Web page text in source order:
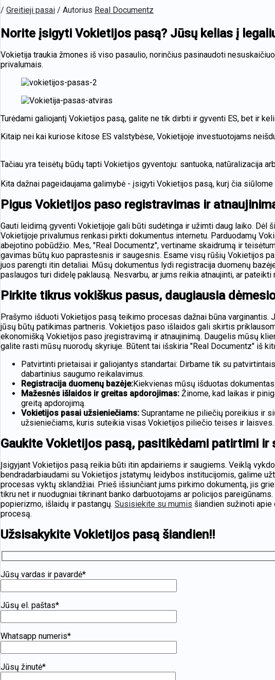
/ Greitieji pasai/ Autorius Real Documentz
Norite įsigyti Vokietijos pasą? Jūsų kelias į
Vokietija traukia žmones iš viso pasaulio, norinčius pasinaudoti
privalumais.
Turėdami galiojantį Vokietijos pasą, galite ne tik dirbti ir gyventi ES, bet ir
Kitaip nei kai kuriose kitose ES valstybėse, Vokietijoje investuotojams
Tačiau yra teisėtų būdų tapti Vokietijos gyventoju: santuoka, natūralizacija
Kita dažnai pageidaujama galimybė - įsigyti Vokietijos pasą, kurį čia
Pigus Vokietijos paso registravimas ir
Gauti leidimą gyventi Vokietijoje gali būti sudėtinga ir užimti daug laiko.
Vokietijoje privalumus renkasi pirkti dokumentus internetu. Parduodamų
abejotino pobūdžio. Mes, "Real Documentz", vertiname skaidrumą ir
gavimas būtų kuo paprastesnis ir saugesnis. Esame visų rūšių Vokietijos
juos parengti itin detaliai. Mūsų dokumentus lydi registracija duomenų
paslaugos turi didelę paklausą. Nesvarbu, ar jums reikia atnaujinti, ar
Pirkite tikrus vokiškus pasus, daugiausia
Prašymo išduoti Vokietijos pasą teikimo procesas dažnai būna
jūsų būtų patikimas partneris. Vokietijos paso išlaidos gali skirtis
ekonomišką Vokietijos paso įregistravimą ir atnaujinimą. Daugelis mūsų
galite rasti mūsų nuorodų skyriuje. Būtent tai išskiria "Real Documentz" iš
Patvirtinti prietaisai ir galiojantys standartai: Dirbame tik su
dabartinius saugumo reikalavimus.
Registracija duomenų bazėje:Kiekvienas mūsų išduotas
Mažesnės išlaidos ir greitas apdorojimas:Žinome, kad laikas ir
greitą apdorojimą.
Vokietijos pasai užsieniečiams:Suprantame ne piliečių poreikius ir
užsieniečiams, kuris suteikia visas Vokietijos piliečio teises ir laisves.
Gaukite Vokietijos pasą, pasitikėdami patirtimi ir
Įsigyjant Vokietijos pasą reikia būti itin apdairiems ir saugiems. Veiklą
bendradarbiaudami su Vokietijos įstatymų leidybos institucijomis, galime
procesas vyktų sklandžiai. Prieš išsiunčiant jums pirkimo dokumentą, jis
tikru net ir nuodugniai tikrinant banko darbuotojams ar policijos
popierizmo, išlaidų ir pastangų. Susisiekite su mumis šiandien sužinoti
procesą.
Užsisakykite Vokietijos pasą šiandien!!
Jūsų vardas ir pavardė*
Jūsų el. paštas*
Whatsapp numeris*
Jūsų žinutė*